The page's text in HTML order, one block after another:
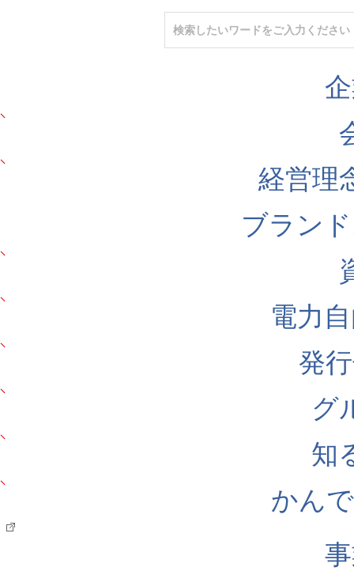
経営理
ブラン
電力
発
グ
知
かん